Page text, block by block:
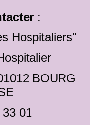
:
Hospitaliers"
BOURG
01